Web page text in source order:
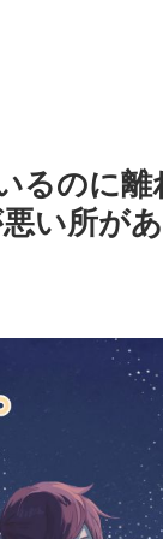
るのに離
い所があ